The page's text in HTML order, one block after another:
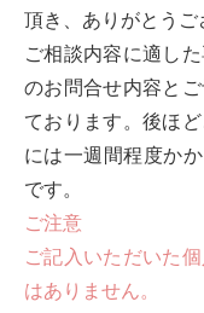
頂き、ありがとうご
ご相談内容に適し
のお問合せ内容と
ております。後ほ
には一週間程度か
です。
ご注意
ご記入いただいた
はありません。